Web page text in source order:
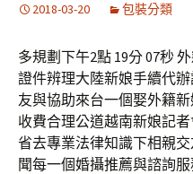
2018-03-20 包裝分類
多規劃下午2點 19分 07秒
證件辨理大陸新娘手續代
友與協助來台一個娶外籍
收費合理公道越南新娘記
省去專業法律知識下相親
聞每一個婚攝推薦與諮詢